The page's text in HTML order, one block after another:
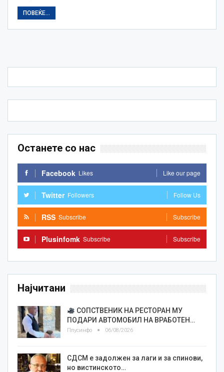
ПОВЕЌЕ...
Останете со нас
Facebook Likes Like our page
Twitter Followers Follow Us
RSS Subscribe Subscribe
Plusinfomk Subscribe Subscribe
Најчитани
СОПСТВЕНИК НА РЕСТОРАН МУ
ПОДАРИ АВТОМОБИЛ НА ВРАБОТЕН…
Плусинфо 06/08/2026
СДСМ е задолжен за лаги и за спинови,
но вистинското…